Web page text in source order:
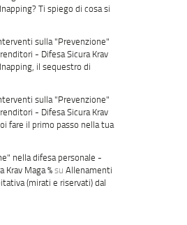
Ti spiego di cosa si
sulla "Prevenzione"
- Difesa Sicura Krav
il sequestro di
sulla "Prevenzione"
- Difesa Sicura Krav
fare il primo passo nella tua
nella difesa personale -
Krav Maga %suAllenamenti
(mirati e riservati) dal